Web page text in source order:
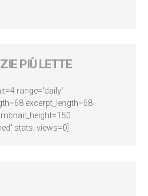
PIÙ LETTE
range='daily'
excerpt_length=68
stats_views=0]